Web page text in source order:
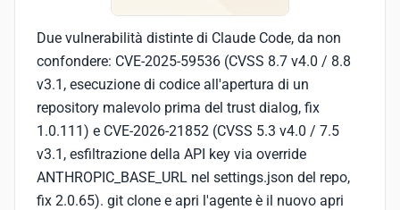
Due vulnerabilità distinte di Claude Code, da non
confondere: CVE-2025-59536 (CVSS 8.7 v4.0 / 8.8
v3.1, esecuzione di codice all'apertura di un
repository malevolo prima del trust dialog, fix
1.0.111) e CVE-2026-21852 (CVSS 5.3 v4.0 / 7.5
v3.1, esfiltrazione della API key via override
ANTHROPIC_BASE_URL nel settings.json del repo,
fix 2.0.65). git clone e apri l'agente è il nuovo apri